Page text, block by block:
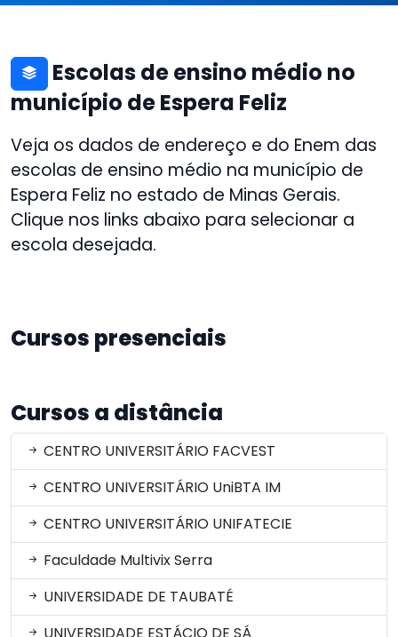
Escolas de ensino médio no
município de Espera Feliz
Veja os dados de endereço e do Enem das
escolas de ensino médio na município de
Espera Feliz no estado de Minas Gerais.
Clique nos links abaixo para selecionar a
escola desejada.
Cursos presenciais
Cursos a distância
CENTRO UNIVERSITÁRIO FACVEST
CENTRO UNIVERSITÁRIO UniBTA IM
CENTRO UNIVERSITÁRIO UNIFATECIE
Faculdade Multivix Serra
UNIVERSIDADE DE TAUBATÉ